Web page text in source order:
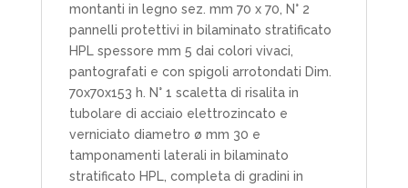
montanti in legno sez. mm 70 x 70, N° 2
pannelli protettivi in bilaminato stratificato
HPL spessore mm 5 dai colori vivaci,
pantografati e con spigoli arrotondati Dim.
70x70x153 h. N° 1 scaletta di risalita in
tubolare di acciaio elettrozincato e
verniciato diametro ø mm 30 e
tamponamenti laterali in bilaminato
stratificato HPL, completa di gradini in